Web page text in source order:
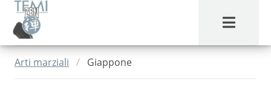
MENU
Arti marziali Giappone